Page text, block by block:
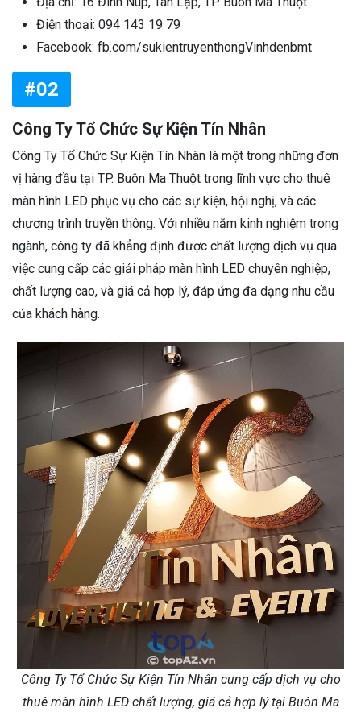
Điện thoại: 094 143 19 79
Facebook: fb.com/sukientruyenthongVinhdenbmt
#02
Công Ty Tổ Chức Sự Kiện Tín Nhân
Công Ty Tổ Chức Sự Kiện Tín Nhân là một trong những đơn
vị hàng đầu tại TP. Buôn Ma Thuột trong lĩnh vực cho thuê
màn hình LED phục vụ cho các sự kiện, hội nghị, và các
chương trình truyền thông. Với nhiều năm kinh nghiệm trong
ngành, công ty đã khẳng định được chất lượng dịch vụ qua
việc cung cấp các giải pháp màn hình LED chuyên nghiệp,
chất lượng cao, và giá cả hợp lý, đáp ứng đa dạng nhu cầu
của khách hàng.
Công Ty Tổ Chức Sự Kiện Tín Nhân cung cấp dịch vụ cho
thuê màn hình LED chất lượng, giá cả hợp lý tại Buôn Ma